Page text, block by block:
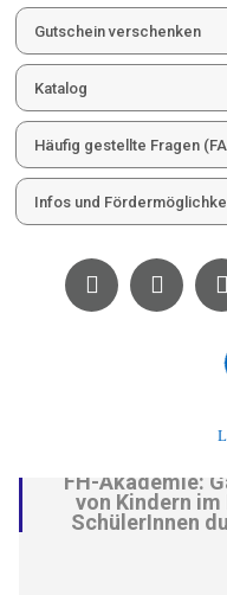
Gutschein verschenken
Katalog
Häufig gestellte Fragen
Infos und
L
FH-Akademie:
von Kindern
SchülerInnen